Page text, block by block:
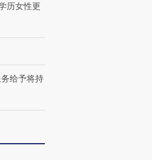
飞地休达
历女性更
给予将持